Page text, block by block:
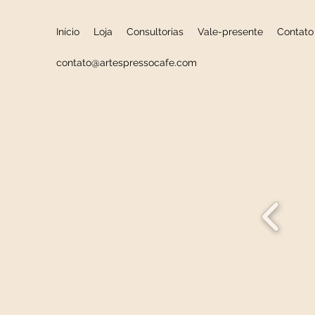
Início Loja Consultorias Vale-presente Contato
contato@artespressocafe.com